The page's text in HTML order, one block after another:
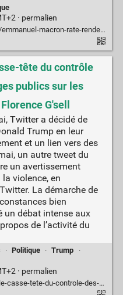
· permalien
peuple-francais-crise-covid-19?amp&__twitter_impression=true
tête du contrôle
publics sur les
G'sell
Twitter a décidé de
Trump en leur
et un lien vers des
un autre tweet du
un avertissement
violence, en
La démarche de
bien
un débat intense aux
de l’activité du
· Politique · Trump
·
· permalien
des-personnages-publics-sur-les-reseaux-sociaux/